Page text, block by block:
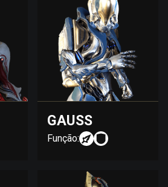
GAUSS
Função: